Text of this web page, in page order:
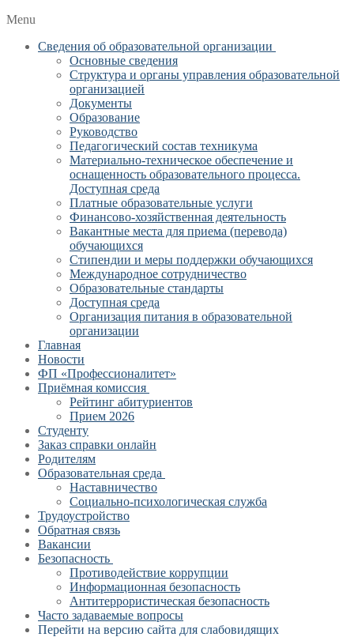
Menu
Сведения об образовательной организации
Основные сведения
Структура и органы управления образовательной
организацией
Документы
Образование
Руководство
Педагогический состав техникума
Материально-техническое обеспечение и
оснащенность образовательного процесса.
Доступная среда
Платные образовательные услуги
Финансово-хозяйственная деятельность
Вакантные места для приема (перевода)
обучающихся
Стипендии и меры поддержки обучающихся
Международное сотрудничество
Образовательные стандарты
Доступная среда
Организация питания в образовательной
организации
Главная
Новости
ФП «Профессионалитет»
Приёмная комиссия
Рейтинг абитуриентов
Прием 2026
Студенту
Заказ справки онлайн
Родителям
Образовательная среда
Наставничество
Социально-психологическая служба
Трудоустройство
Обратная связь
Вакансии
Безопасность
Противодействие коррупции
Информационная безопасность
Антитеррористическая безопасность
Часто задаваемые вопросы
Перейти на версию сайта для слабовидящих